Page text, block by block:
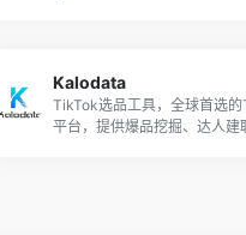
Kalodata
TikTok选品工具，全球首选
平台，提供爆品挖掘、达人建